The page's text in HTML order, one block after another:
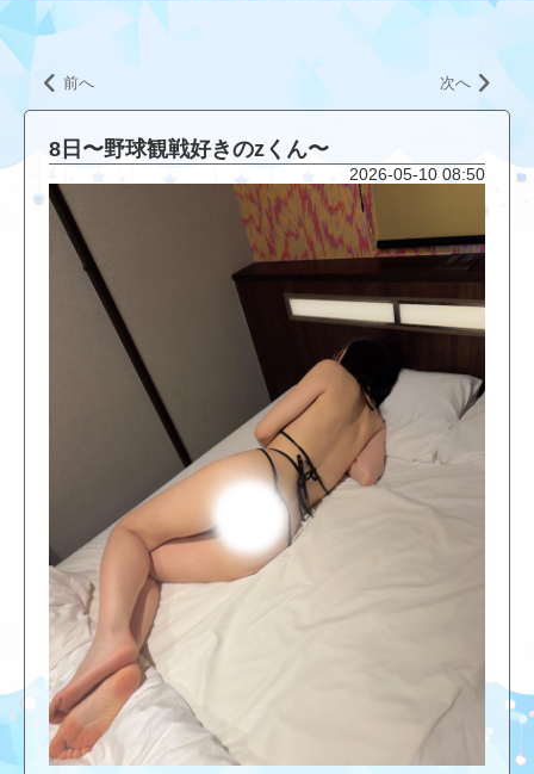
前へ 次へ
8日〜野球観戦好きのzくん〜
2026-05-10 08:50